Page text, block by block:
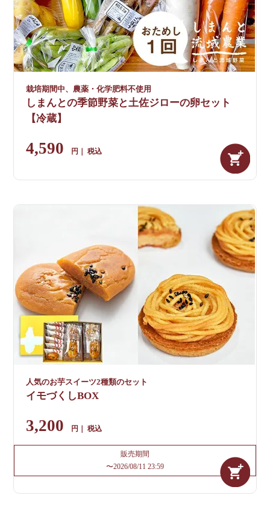
栽培期間中、農薬・化学肥料不使用
しまんとの季節野菜と土佐ジローの卵セット
【冷蔵】
4,590 税込
人気のお芋スイーツ2種類のセット
イモづくしBOX
3,200 税込
販売期間
〜2026/08/11 23:59